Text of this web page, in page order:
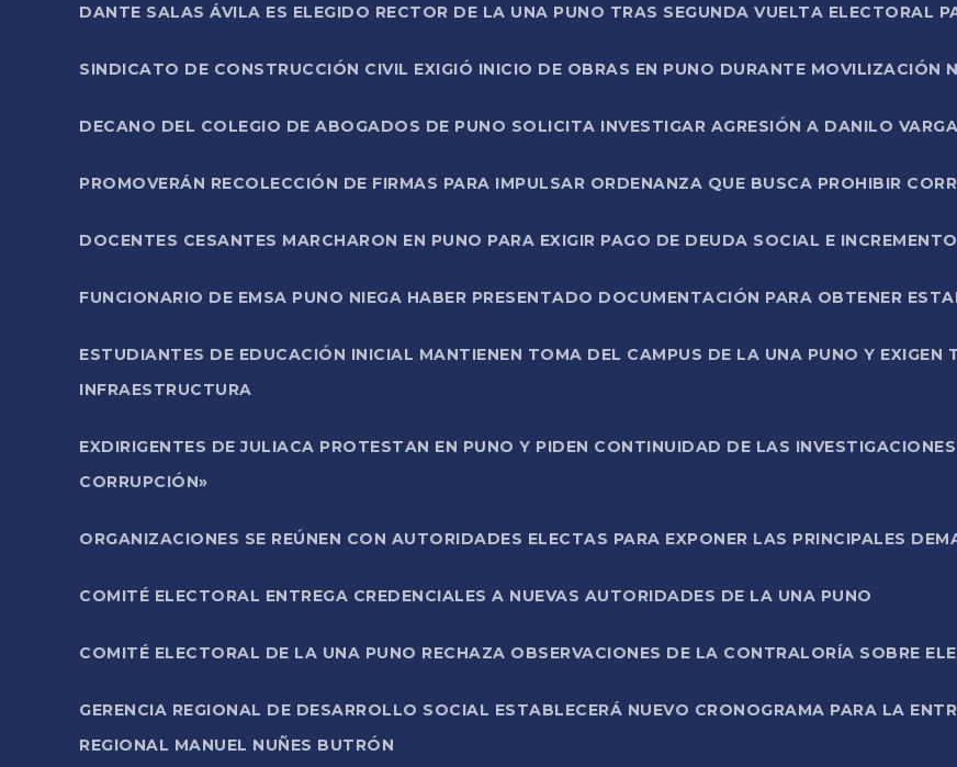
DANTE SALAS ÁVILA ES ELEGIDO RECTOR DE LA UNA PUNO TRAS SEGUNDA VUELTA ELECTORAL
SINDICATO DE CONSTRUCCIÓN CIVIL EXIGIÓ INICIO DE OBRAS EN PUNO DURANTE MOVILIZACIÓN
DECANO DEL COLEGIO DE ABOGADOS DE PUNO SOLICITA INVESTIGAR AGRESIÓN A DANILO
PROMOVERÁN RECOLECCIÓN DE FIRMAS PARA IMPULSAR ORDENANZA QUE BUSCA PROHIBIR
DOCENTES CESANTES MARCHARON EN PUNO PARA EXIGIR PAGO DE DEUDA SOCIAL E
FUNCIONARIO DE EMSA PUNO NIEGA HABER PRESENTADO DOCUMENTACIÓN PARA OBTENER
ESTUDIANTES DE EDUCACIÓN INICIAL MANTIENEN TOMA DEL CAMPUS DE LA UNA PUNO Y EXIGEN
INFRAESTRUCTURA
EXDIRIGENTES DE JULIACA PROTESTAN EN PUNO Y PIDEN CONTINUIDAD DE LAS
CORRUPCIÓN»
ORGANIZACIONES SE REÚNEN CON AUTORIDADES ELECTAS PARA EXPONER LAS PRINCIPALES
COMITÉ ELECTORAL ENTREGA CREDENCIALES A NUEVAS AUTORIDADES DE LA UNA PUNO
COMITÉ ELECTORAL DE LA UNA PUNO RECHAZA OBSERVACIONES DE LA CONTRALORÍA SOBRE
GERENCIA REGIONAL DE DESARROLLO SOCIAL ESTABLECERÁ NUEVO CRONOGRAMA PARA LA
REGIONAL MANUEL NUÑES BUTRÓN